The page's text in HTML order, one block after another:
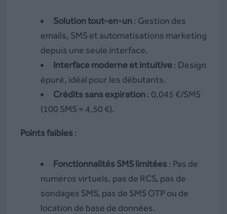
Solution tout-en-un: Gestion des
emails, SMS et automatisations marketing
depuis une seule interface.
Interface moderne et intuitive: Design
épuré, idéal pour les débutants.
Crédits sans expiration: 0,045 €/SMS
(100 SMS = 4,50 €).
Points faibles:
Fonctionnalités SMS limitées: Pas de
numéros virtuels, pas de RCS, pas de
sondages SMS, pas de SMS OTP ou de
location de base de données.